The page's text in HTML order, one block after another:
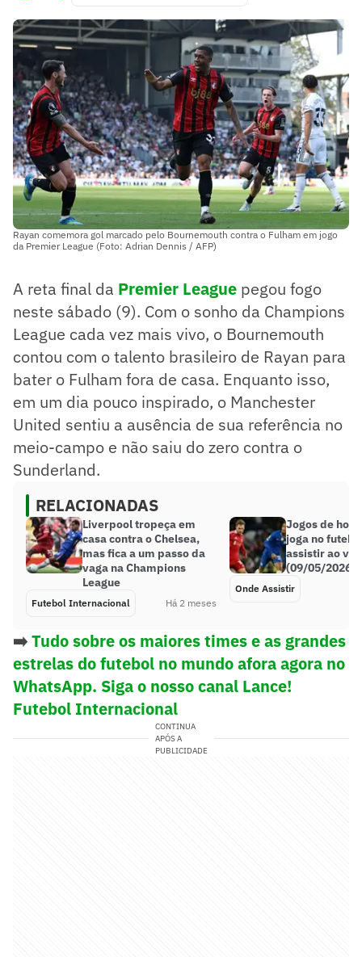
Rayan comemora gol marcado pelo Bournemouth contra o Fulham em jogo
da Premier League (Foto: Adrian Dennis / AFP)
A reta final da Premier League pegou fogo
neste sábado (9). Com o sonho da Champions
League cada vez mais vivo, o Bournemouth
contou com o talento brasileiro de Rayan para
bater o Fulham fora de casa. Enquanto isso,
em um dia pouco inspirado, o Manchester
United sentiu a ausência de sua referência no
meio-campo e não saiu do zero contra o
Sunderland.
RELACIONADAS
Liverpool tropeça em
casa contra o Chelsea,
mas fica a um passo da
vaga na Champions
League
Futebol Internacional Há 2 meses
Jogos de
joga no
assistir ao
(09/05/2026)
Onde Assistir
➡️Tudo sobre os maiores times e as grandes
estrelas do futebol no mundo afora agora no
WhatsApp. Siga o nosso canal Lance!
Futebol Internacional
CONTINUA
APÓS A
PUBLICIDADE